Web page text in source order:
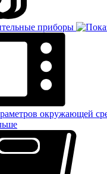
приборы
окружающей